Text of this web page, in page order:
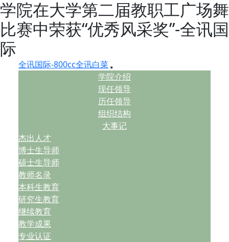
学院在大学第二届教职工广场舞
比赛中荣获“优秀风采奖”-全讯国
际
全讯国际-800cc全讯白菜
学院介绍
现任领导
历任领导
组织结构
大事记
杰出人才
博士生导师
硕士生导师
教师名录
本科生教育
研究生教育
继续教育
教学成果
专业认证